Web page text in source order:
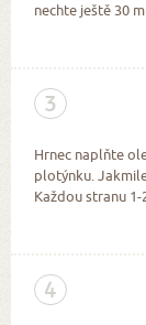
nechte ještě 30
3
Hrnec naplňte
plotýnku.
Každou stranu 1-
4